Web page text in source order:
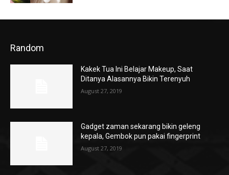
Random
Kakek Tua Ini Belajar Makeup, Saat
Ditanya Alasannya Bikin Terenyuh
August 27, 2019
Gadget zaman sekarang bikin geleng
kepala, Gembok pun pakai fingerprint
August 27, 2019